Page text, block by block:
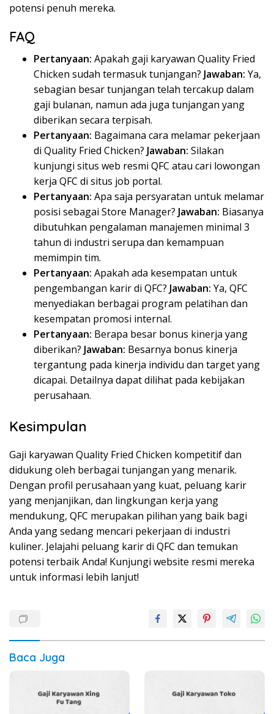
potensi penuh mereka.
FAQ
Pertanyaan: Apakah gaji karyawan Quality Fried
Chicken sudah termasuk tunjangan? Jawaban: Ya,
sebagian besar tunjangan telah tercakup dalam
gaji bulanan, namun ada juga tunjangan yang
diberikan secara terpisah.
Pertanyaan: Bagaimana cara melamar pekerjaan
di Quality Fried Chicken? Jawaban: Silakan
kunjungi situs web resmi QFC atau cari lowongan
kerja QFC di situs job portal.
Pertanyaan: Apa saja persyaratan untuk melamar
posisi sebagai Store Manager? Jawaban: Biasanya
dibutuhkan pengalaman manajemen minimal 3
tahun di industri serupa dan kemampuan
memimpin tim.
Pertanyaan: Apakah ada kesempatan untuk
pengembangan karir di QFC? Jawaban: Ya, QFC
menyediakan berbagai program pelatihan dan
kesempatan promosi internal.
Pertanyaan: Berapa besar bonus kinerja yang
diberikan? Jawaban: Besarnya bonus kinerja
tergantung pada kinerja individu dan target yang
dicapai. Detailnya dapat dilihat pada kebijakan
perusahaan.
Kesimpulan
Gaji karyawan Quality Fried Chicken kompetitif dan
didukung oleh berbagai tunjangan yang menarik.
Dengan profil perusahaan yang kuat, peluang karir
yang menjanjikan, dan lingkungan kerja yang
mendukung, QFC merupakan pilihan yang baik bagi
Anda yang sedang mencari pekerjaan di industri
kuliner. Jelajahi peluang karir di QFC dan temukan
potensi terbaik Anda! Kunjungi website resmi mereka
untuk informasi lebih lanjut!
Baca Juga